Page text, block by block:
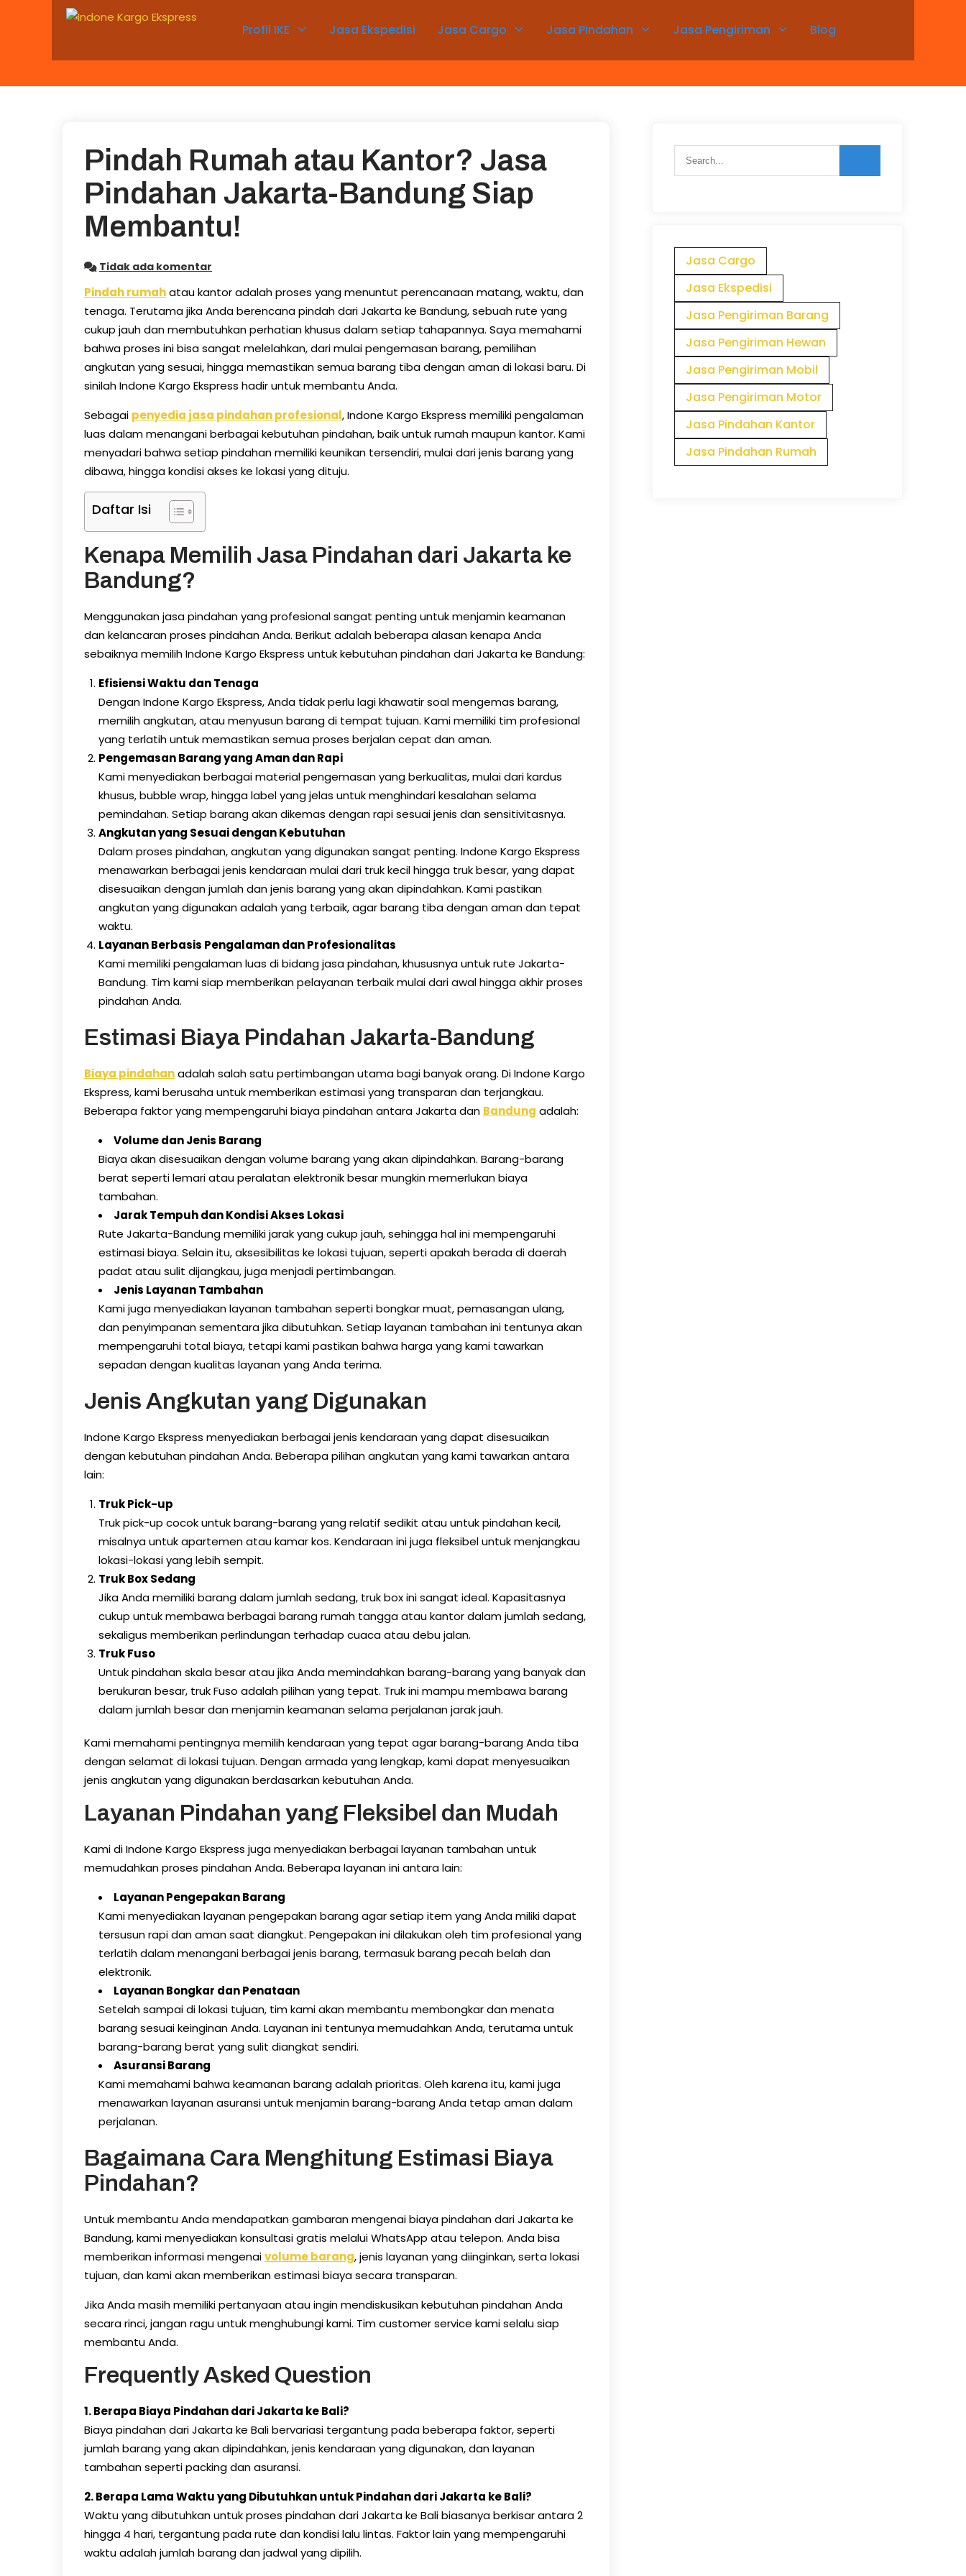
Profil IKE Jasa Ekspedisi Jasa Cargo Jasa Pindahan Jasa Pengiriman Blog
Pindah Rumah atau Kantor? Jasa
Pindahan Jakarta-Bandung Siap
Membantu!
Tidak ada komentar
Pindah rumahatau kantor adalah proses yang menuntut perencanaan matang, waktu, dan
tenaga. Terutama jika Anda berencana pindah dari Jakarta ke Bandung, sebuah rute yang
cukup jauh dan membutuhkan perhatian khusus dalam setiap tahapannya. Saya memahami
bahwa proses ini bisa sangat melelahkan, dari mulai pengemasan barang, pemilihan
angkutan yang sesuai, hingga memastikan semua barang tiba dengan aman di lokasi baru. Di
sinilah Indone Kargo Ekspress hadir untuk membantu Anda.
Sebagai penyedia jasa pindahan profesional, Indone Kargo Ekspress memiliki pengalaman
luas dalam menangani berbagai kebutuhan pindahan, baik untuk rumah maupun kantor. Kami
menyadari bahwa setiap pindahan memiliki keunikan tersendiri, mulai dari jenis barang yang
dibawa, hingga kondisi akses ke lokasi yang dituju.
Daftar Isi
Kenapa Memilih Jasa Pindahan dari Jakarta ke
Bandung?
Menggunakan jasa pindahan yang profesional sangat penting untuk menjamin keamanan
dan kelancaran proses pindahan Anda. Berikut adalah beberapa alasan kenapa Anda
sebaiknya memilih Indone Kargo Ekspress untuk kebutuhan pindahan dari Jakarta ke Bandung:
Efisiensi Waktu dan Tenaga
Dengan Indone Kargo Ekspress, Anda tidak perlu lagi khawatir soal mengemas barang,
memilih angkutan, atau menyusun barang di tempat tujuan. Kami memiliki tim profesional
yang terlatih untuk memastikan semua proses berjalan cepat dan aman.
Pengemasan Barang yang Aman dan Rapi
Kami menyediakan berbagai material pengemasan yang berkualitas, mulai dari kardus
khusus, bubble wrap, hingga label yang jelas untuk menghindari kesalahan selama
pemindahan. Setiap barang akan dikemas dengan rapi sesuai jenis dan sensitivitasnya.
Angkutan yang Sesuai dengan Kebutuhan
Dalam proses pindahan, angkutan yang digunakan sangat penting. Indone Kargo Ekspress
menawarkan berbagai jenis kendaraan mulai dari truk kecil hingga truk besar, yang dapat
disesuaikan dengan jumlah dan jenis barang yang akan dipindahkan. Kami pastikan
angkutan yang digunakan adalah yang terbaik, agar barang tiba dengan aman dan tepat
waktu.
Layanan Berbasis Pengalaman dan Profesionalitas
Kami memiliki pengalaman luas di bidang jasa pindahan, khususnya untuk rute Jakarta-
Bandung. Tim kami siap memberikan pelayanan terbaik mulai dari awal hingga akhir proses
pindahan Anda.
Estimasi Biaya Pindahan Jakarta-Bandung
Biaya pindahanadalah salah satu pertimbangan utama bagi banyak orang. Di Indone Kargo
Ekspress, kami berusaha untuk memberikan estimasi yang transparan dan terjangkau.
Beberapa faktor yang mempengaruhi biaya pindahan antara Jakarta dan Bandung adalah:
Volume dan Jenis Barang
Biaya akan disesuaikan dengan volume barang yang akan dipindahkan. Barang-barang
berat seperti lemari atau peralatan elektronik besar mungkin memerlukan biaya
tambahan.
Jarak Tempuh dan Kondisi Akses Lokasi
Rute Jakarta-Bandung memiliki jarak yang cukup jauh, sehingga hal ini mempengaruhi
estimasi biaya. Selain itu, aksesibilitas ke lokasi tujuan, seperti apakah berada di daerah
padat atau sulit dijangkau, juga menjadi pertimbangan.
Jenis Layanan Tambahan
Kami juga menyediakan layanan tambahan seperti bongkar muat, pemasangan ulang,
dan penyimpanan sementara jika dibutuhkan. Setiap layanan tambahan ini tentunya akan
mempengaruhi total biaya, tetapi kami pastikan bahwa harga yang kami tawarkan
sepadan dengan kualitas layanan yang Anda terima.
Jenis Angkutan yang Digunakan
Indone Kargo Ekspress menyediakan berbagai jenis kendaraan yang dapat disesuaikan
dengan kebutuhan pindahan Anda. Beberapa pilihan angkutan yang kami tawarkan antara
lain:
Truk Pick-up
Truk pick-up cocok untuk barang-barang yang relatif sedikit atau untuk pindahan kecil,
misalnya untuk apartemen atau kamar kos. Kendaraan ini juga fleksibel untuk menjangkau
lokasi-lokasi yang lebih sempit.
Truk Box Sedang
Jika Anda memiliki barang dalam jumlah sedang, truk box ini sangat ideal. Kapasitasnya
cukup untuk membawa berbagai barang rumah tangga atau kantor dalam jumlah sedang,
sekaligus memberikan perlindungan terhadap cuaca atau debu jalan.
Truk Fuso
Untuk pindahan skala besar atau jika Anda memindahkan barang-barang yang banyak dan
berukuran besar, truk Fuso adalah pilihan yang tepat. Truk ini mampu membawa barang
dalam jumlah besar dan menjamin keamanan selama perjalanan jarak jauh.
Kami memahami pentingnya memilih kendaraan yang tepat agar barang-barang Anda tiba
dengan selamat di lokasi tujuan. Dengan armada yang lengkap, kami dapat menyesuaikan
jenis angkutan yang digunakan berdasarkan kebutuhan Anda.
Layanan Pindahan yang Fleksibel dan Mudah
Kami di Indone Kargo Ekspress juga menyediakan berbagai layanan tambahan untuk
memudahkan proses pindahan Anda. Beberapa layanan ini antara lain:
Layanan Pengepakan Barang
Kami menyediakan layanan pengepakan barang agar setiap item yang Anda miliki dapat
tersusun rapi dan aman saat diangkut. Pengepakan ini dilakukan oleh tim profesional yang
terlatih dalam menangani berbagai jenis barang, termasuk barang pecah belah dan
elektronik.
Layanan Bongkar dan Penataan
Setelah sampai di lokasi tujuan, tim kami akan membantu membongkar dan menata
barang sesuai keinginan Anda. Layanan ini tentunya memudahkan Anda, terutama untuk
barang-barang berat yang sulit diangkat sendiri.
Asuransi Barang
Kami memahami bahwa keamanan barang adalah prioritas. Oleh karena itu, kami juga
menawarkan layanan asuransi untuk menjamin barang-barang Anda tetap aman dalam
perjalanan.
Bagaimana Cara Menghitung Estimasi Biaya
Pindahan?
Untuk membantu Anda mendapatkan gambaran mengenai biaya pindahan dari Jakarta ke
Bandung, kami menyediakan konsultasi gratis melalui WhatsApp atau telepon. Anda bisa
memberikan informasi mengenaivolume barang, jenis layanan yang diinginkan, serta lokasi
tujuan, dan kami akan memberikan estimasi biaya secara transparan.
Jika Anda masih memiliki pertanyaan atau ingin mendiskusikan kebutuhan pindahan Anda
secara rinci, jangan ragu untuk menghubungi kami. Tim customer service kami selalu siap
membantu Anda.
Frequently Asked Question
1.Berapa Biaya Pindahan dari Jakarta ke Bali?
Biaya pindahan dari Jakarta ke Bali bervariasi tergantung pada beberapa faktor, seperti
jumlah barang yang akan dipindahkan, jenis kendaraan yang digunakan, dan layanan
tambahan seperti packing dan asuransi.
2.Berapa Lama Waktu yang Dibutuhkan untuk Pindahan dari Jakarta ke Bali?
Waktu yang dibutuhkan untuk proses pindahan dari Jakarta ke Bali biasanya berkisar antara 2
hingga 4 hari, tergantung pada rute dan kondisi lalu lintas. Faktor lain yang mempengaruhi
waktu adalah jumlah barang dan jadwal yang dipilih.
Jasa Cargo
Jasa Ekspedisi
Jasa Pengiriman Barang
Jasa Pengiriman Hewan
Jasa Pengiriman Mobil
Jasa Pengiriman Motor
Jasa Pindahan Kantor
Jasa Pindahan Rumah